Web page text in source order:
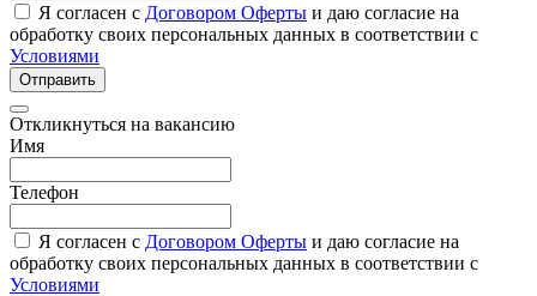
Я согласен с Договором Оферты и даю согласие на
обработку своих персональных данных в соответствии с
Условиями
Отправить
Откликнуться на вакансию
Имя
Телефон
Я согласен с Договором Оферты и даю согласие на
обработку своих персональных данных в соответствии с
Условиями